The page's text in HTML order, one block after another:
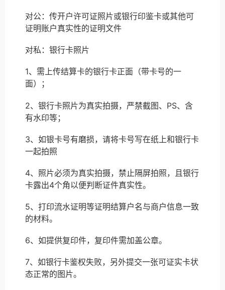
对公：传开户许可证照片或银行印鉴卡或其他可
证明账户真实性的证明文件
对私：银行卡照片
1、需上传结算卡的银行卡正面（带卡号的一
面）；
2、银行卡照片为真实拍摄，严禁截图、PS、含
有水印等；
3、如银卡号有磨损，请将卡号写在纸上和银行卡
一起拍照
4、照片必须为真实拍摄，禁止隔屏拍照，且银行
卡露出4个角以便判断证件真实性。
5、打印流水证明等证明结算户名与商户信息一致
的材料。
6、如提供复印件，复印件需加盖公章。
7、如银行卡鉴权失败，另外提交一张可证实卡状
态正常的图片。